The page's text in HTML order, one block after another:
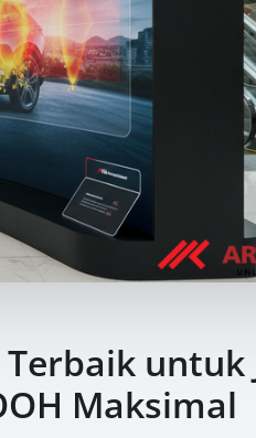
Maksimal